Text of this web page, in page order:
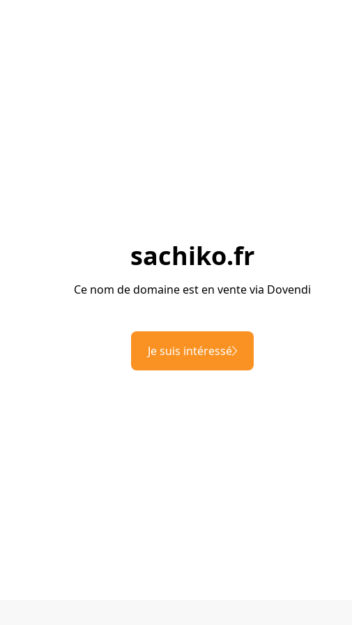
sachiko.fr
Ce nom de domaine est en vente via Dovendi
Je suis intéressé